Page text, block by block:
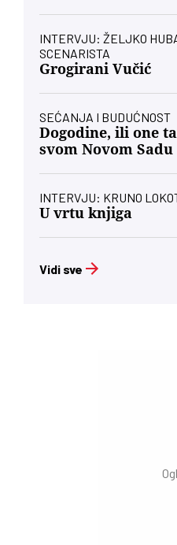
INTERVJU: ŽELJKO
SCENARISTA
Grogirani Vučić
SEĆANJA I BUDUĆNOST
Dogodine, ili one
svom Novom Sadu
INTERVJU: KRUNO
U vrtu knjiga
Vidi sve